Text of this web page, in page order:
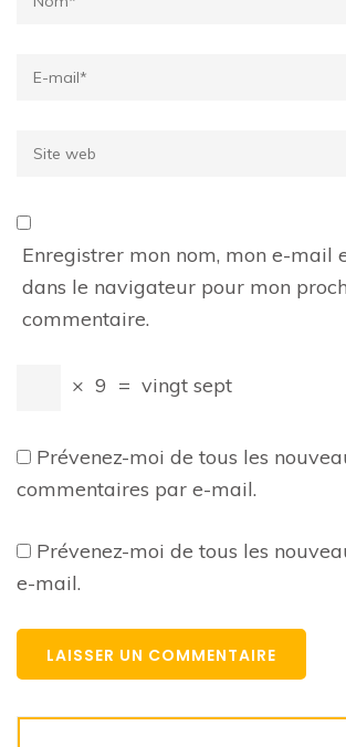
Email*
Site
Enregistrer mon nom, mon e-mail
dans le navigateur pour mon
commentaire.
× 9 = vingt sept
Prévenez-moi de tous les
commentaires par e-mail.
Prévenez-moi de tous les
e-mail.